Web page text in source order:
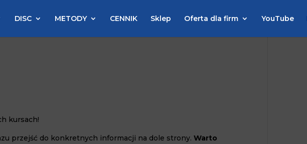
DISC METODY CENNIK Sklep Oferta dla firm YouTube
kursach!
przejść do konkretnych informacji na dole strony.Warto